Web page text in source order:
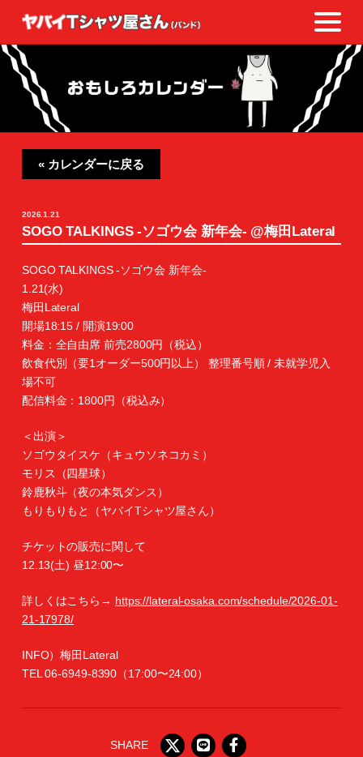
« カレンダーに戻る
2026.1.21
SOGO TALKINGS -ソゴウ会 新年会- @梅田Lateral
SOGO TALKINGS -ソゴウ会 新年会-
1.21(水)
梅田Lateral
開場18:15 / 開演19:00
料金：全自由席 前売2800円（税込）
飲食代別（要1オーダー500円以上） 整理番号順 / 未就学児入
場不可
配信料金：1800円（税込み）
＜出演＞
ソゴウタイスケ（キュウソネコカミ）
モリス（四星球）
鈴鹿秋斗（夜の本気ダンス）
もりもりもと（ヤバイTシャツ屋さん）
チケットの販売に関して
12.13(土) 昼12:00〜
詳しくはこちら→ https://lateral-osaka.com/schedule/2026-01-
21-17978/
INFO）梅田Lateral
TEL 06-6949-8390（17:00〜24:00）
SHARE